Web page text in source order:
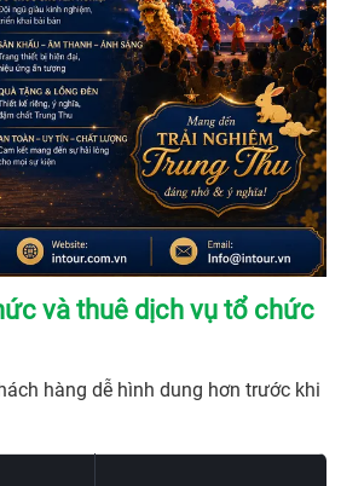
và thuê dịch vụ tổ chức
hàng dễ hình dung hơn trước khi